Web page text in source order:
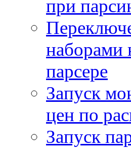
при
наборами
парсере
Запуск
цен по
Запуск